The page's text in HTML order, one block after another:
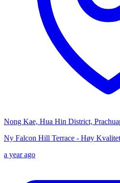
Nong Kae, Hua Hin District,
Ny Falcon Hill Terrace - Høy
a year ago